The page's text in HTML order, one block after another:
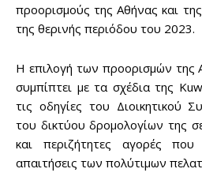
out!
Sing up for
προορισμούς της Αθήνας και της
της θερινής περιόδου του 2023.
Η επιλογή των προορισμών της
συμπίπτει με τα σχέδια της
τις οδηγίες του Διοικητικού
του δικτύου δρομολογίων της
και περιζήτητες αγορές που
απαιτήσεις των πολύτιμων